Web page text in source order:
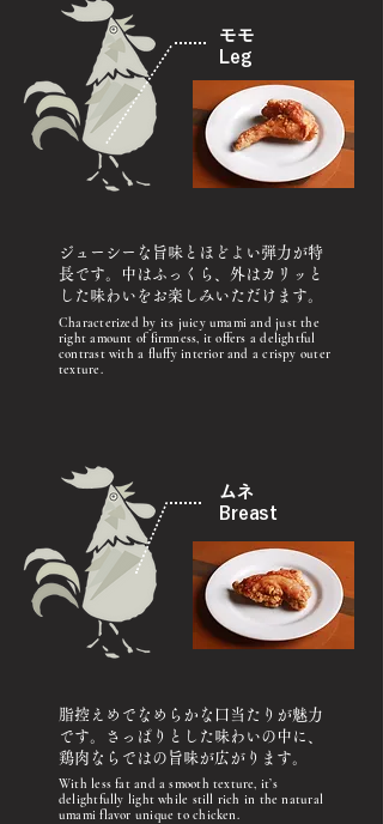
モモ
​Leg
​ジューシーな旨味とほどよい弾力が特
長です。中はふっくら、外はカリッと
した味わいをお楽しみいただけます。
Characterized by its juicy umami and just the
right amount of firmness, it offers a delightful
contrast with a fluffy interior and a crispy outer
texture.
ムネ
Breast
脂控えめでなめらかな口当たりが魅力
です。さっぱりとした味わいの中に、
鶏肉ならではの旨味が広がります。
With less fat and a smooth texture, it’s
delightfully light while still rich in the natural
umami flavor unique to chicken.